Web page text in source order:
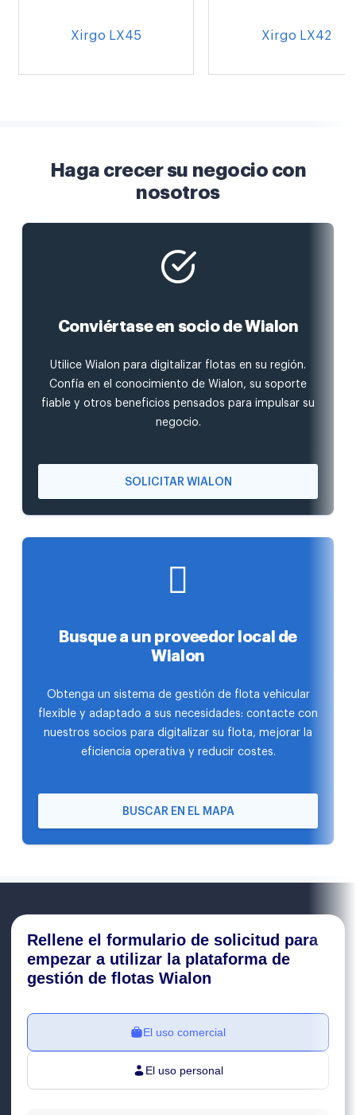
Xirgo LX45 Xirgo LX42
Haga crecer su negocio con
nosotros
Conviértase en socio de Wialon
Utilice Wialon para digitalizar flotas en su región.
Confía en el conocimiento de Wialon, su soporte
fiable y otros beneficios pensados para impulsar su
negocio.
SOLICITAR WIALON
Busque a un proveedor local de
Wialon
Obtenga un sistema de gestión de flota vehicular
flexible y adaptado a sus necesidades: contacte con
nuestros socios para digitalizar su flota, mejorar la
eficiencia operativa y reducir costes.
BUSCAR EN EL MAPA